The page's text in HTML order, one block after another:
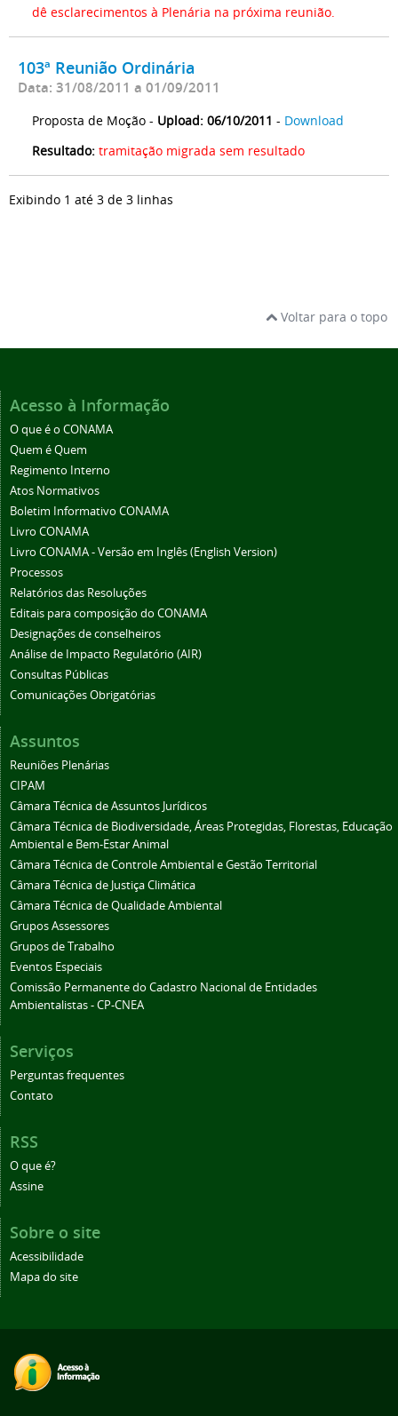
dê esclarecimentos à Plenária na próxima reunião.
103ª Reunião Ordinária
Data: 31/08/2011 a 01/09/2011
Proposta de Moção - Upload: 06/10/2011 - Download
Resultado: tramitação migrada sem resultado
Exibindo 1 até 3 de 3 linhas
Voltar para o topo
Acesso à Informação
O que é o CONAMA
Quem é Quem
Regimento Interno
Atos Normativos
Boletim Informativo CONAMA
Livro CONAMA
Livro CONAMA - Versão em Inglês (English Version)
Processos
Relatórios das Resoluções
Editais para composição do CONAMA
Designações de conselheiros
Análise de Impacto Regulatório (AIR)
Consultas Públicas
Comunicações Obrigatórias
Assuntos
Reuniões Plenárias
CIPAM
Câmara Técnica de Assuntos Jurídicos
Câmara Técnica de Biodiversidade, Áreas Protegidas, Florestas, Educação
Ambiental e Bem-Estar Animal
Câmara Técnica de Controle Ambiental e Gestão Territorial
Câmara Técnica de Justiça Climática
Câmara Técnica de Qualidade Ambiental
Grupos Assessores
Grupos de Trabalho
Eventos Especiais
Comissão Permanente do Cadastro Nacional de Entidades
Ambientalistas - CP-CNEA
Serviços
Perguntas frequentes
Contato
RSS
O que é?
Assine
Sobre o site
Acessibilidade
Mapa do site